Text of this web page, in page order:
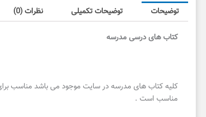
توضیحات توضیحات تکمیلی نظرات (0)
کتاب های درسی مدرسه
کلیه کتاب های مدرسه در سایت موجود می باشد مناسب
مناسب است .